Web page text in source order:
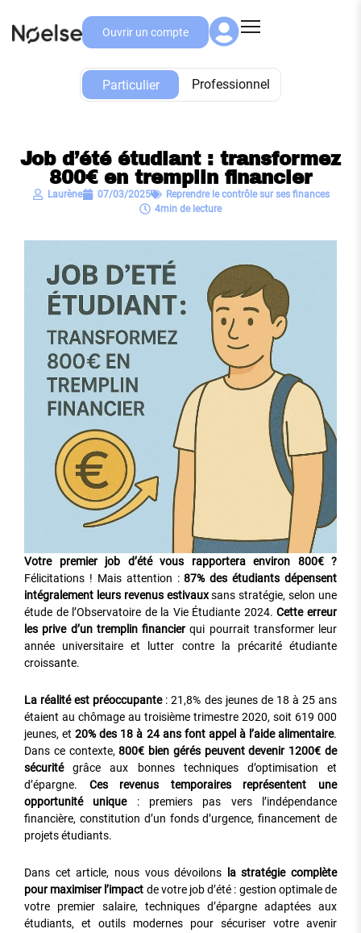
Ouvrir un compte
Particulier Professionnel
Particulier
Job d’été étudiant : transformez
800€ en tremplin financier
Laurène 07/03/2025
Reprendre le contrôle sur ses finances
4min de lecture
Votre premier job d’été vous rapportera environ 800€ ?
Félicitations ! Mais attention :87% des étudiants dépensent
intégralement leurs revenus estivauxsans stratégie, selon une
étude de l’Observatoire de la Vie Étudiante 2024.Cette erreur
les prive d’un tremplin financierqui pourrait transformer leur
année universitaire et lutter contre la précarité étudiante
croissante.
La réalité est préoccupante: 21,8% des jeunes de 18 à 25 ans
étaient au chômage au troisième trimestre 2020, soit 619 000
jeunes, et20% des 18 à 24 ans font appel à l’aide alimentaire.
Dans ce contexte,800€ bien gérés peuvent devenir 1200€ de
sécuritégrâce aux bonnes techniques d’optimisation et
d’épargne. Ces revenus temporaires représentent une
opportunité unique: premiers pas vers l’indépendance
financière, constitution d’un fonds d’urgence, financement de
projets étudiants.
Dans cet article, nous vous dévoilons
la stratégie complète
pour maximiser l’impact de votre job d’été : gestion optimale de
votre premier salaire, techniques d’épargne adaptées aux
étudiants, et outils modernes pour sécuriser votre avenir